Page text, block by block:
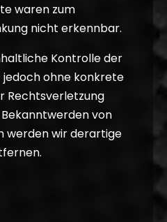
waren zum
nicht erkennbar.
Kontrolle der
ohne konkrete
Rechtsverletzung
von
werden wir derartige